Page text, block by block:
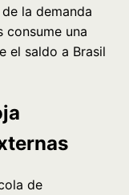
la demanda
consume una
el saldo a Brasil
de